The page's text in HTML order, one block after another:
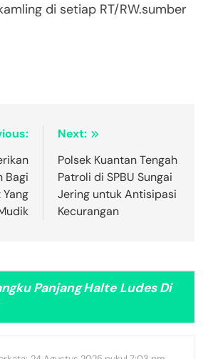
di setiap RT/RW.sumber
Bagi
Next:
Polsek Kuantan Tengah
Patroli di SPBU Sungai
Jering untuk Antisipasi
Kecurangan
Panjang Halte Ludes Di